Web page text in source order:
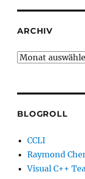
ARCHIV
Archiv
BLOGROLL
CCLI
Raymond
Visual C++